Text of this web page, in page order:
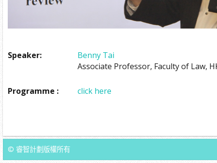
Speaker:
Benny Tai
Associate Professor, Faculty of Law,
Programme : click here
© 睿智計劃版權所有